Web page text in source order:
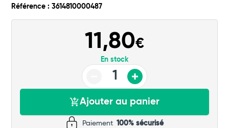
Référence : 3614810000487
11,80€
En stock
Ajouter au panier
Paiement 100% sécurisé